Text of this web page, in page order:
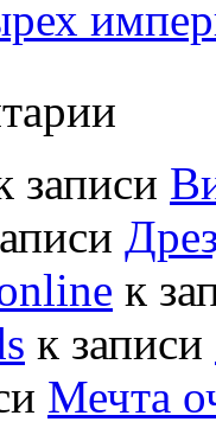
записи
к
к записи
Мечта